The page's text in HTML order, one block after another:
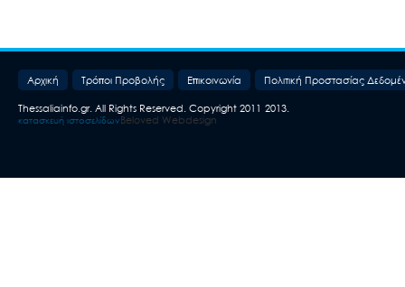
Aρχική Τρόποι Προβολής Επικοινωνία Πολιτική Προστασίας
Thessaliainfo.gr. All Rights Reserved. Copyright 2011-2013.
κατασκευή ιστοσελίδωνBeloved Webdesign